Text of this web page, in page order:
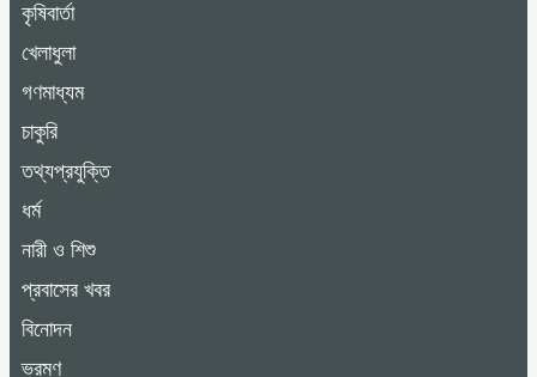
কৃষিবার্তা
খেলাধুলা
গণমাধ্যম
চাকুরি
তথ্যপ্রযুক্তি
ধর্ম
নারী ও শিশু
প্রবাসের খবর
বিনোদন
ভ্রমণ